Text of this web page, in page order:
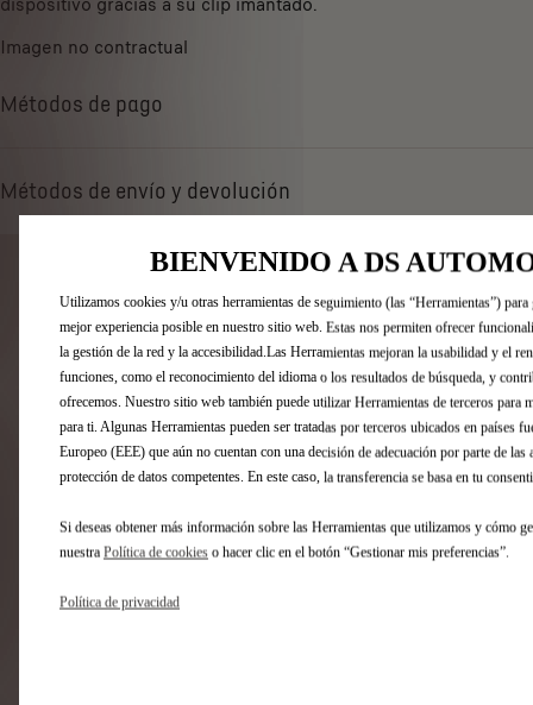
/
u
n
d
a
e
t
1
Imagen no contractual
Métodos de pago
Métodos de envío y devolución
Te pueden interesar estos productos relacionados
Codigo 1608578580
BIENVENIDO A DS
Utilizamos cookies y/u otras herramientas de seguimiento (las “Herramientas”)
mejor experiencia posible en nuestro sitio web. Estas nos permiten ofrecer
la gestión de la red y la accesibilidad.Las Herramientas mejoran la usabilidad y el
funciones, como el reconocimiento del idioma o los resultados de búsqueda, y
ofrecemos. Nuestro sitio web también puede utilizar Herramientas de terceros para
para ti. Algunas Herramientas pueden ser tratadas por terceros ubicados en países
Europeo (EEE) que aún no cuentan con una decisión de adecuación por parte de las
protección de datos competentes. En este caso, la transferencia se basa en tu
Si deseas obtener más información sobre las Herramientas que utilizamos y cómo
nuestra Política de cookies o hacer clic en el botón “Gestionar mis preferencias”.
Política de privacidad